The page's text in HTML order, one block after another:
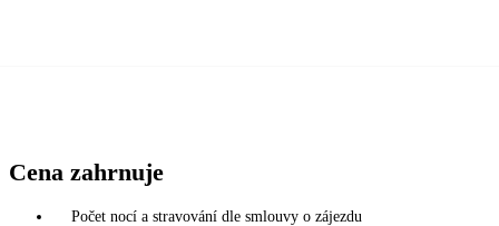
Cena zahrnuje
Počet nocí a stravování dle smlouvy o zájezdu